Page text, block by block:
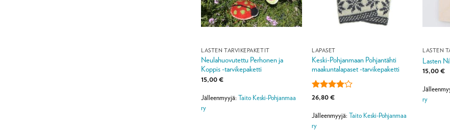
LASTEN TARVIKEPAKETIT
Neulahuovutettu Perhonen ja
Koppis -tarvikepaketti
15,00€
Jälleenmyyjä:Taito Keski-Pohjanmaa
ry
LAPASET
Keski-Pohjanmaan Pohjantähti
maakuntalapaset -tarvikepaketti
Arvostelu
4/ 5
26,80€
Jälleenmyyjä:Taito Keski-Pohjanmaa
ry
LASTEN
Lasten
15,00€
ry